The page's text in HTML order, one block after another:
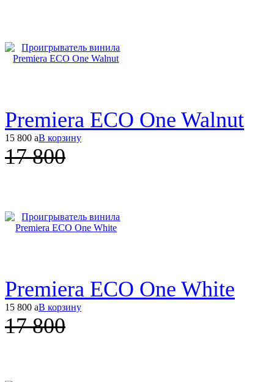
Premiera ECO One Walnut
15 800 aВ корзину
17 800
Premiera ECO One White
15 800 aВ корзину
17 800